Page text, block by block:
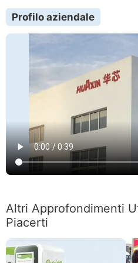
Profilo aziendale
Altri Approfondimenti
Piacerti